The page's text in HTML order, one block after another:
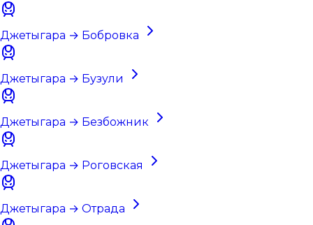
Джетыгара → Бобровка
Джетыгара → Бузули
Джетыгара → Безбожник
Джетыгара → Роговская
Джетыгара → Отрада